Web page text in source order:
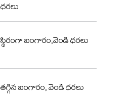
ధరలు
స్థిరంగా బంగారం,వెండి ధరలు
తగ్గిన బంగారం, వెండి ధరలు